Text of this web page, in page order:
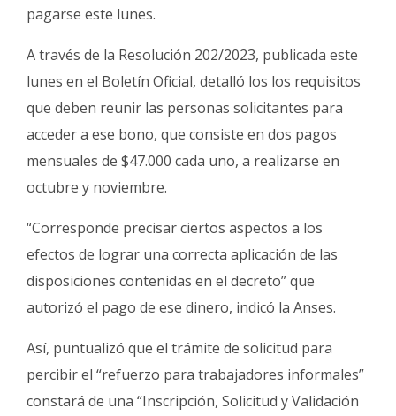
pagarse este lunes.
A través de la Resolución 202/2023, publicada este
lunes en el Boletín Oficial, detalló los los requisitos
que deben reunir las personas solicitantes para
acceder a ese bono, que consiste en dos pagos
mensuales de $47.000 cada uno, a realizarse en
octubre y noviembre.
“Corresponde precisar ciertos aspectos a los
efectos de lograr una correcta aplicación de las
disposiciones contenidas en el decreto” que
autorizó el pago de ese dinero, indicó la Anses.
Así, puntualizó que el trámite de solicitud para
percibir el “refuerzo para trabajadores informales”
constará de una “Inscripción, Solicitud y Validación